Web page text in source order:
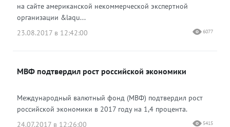
на сайте американской некоммерческой экспертной
организации &laqu...
23.08.2017 в 12:42:00
6077
МВФ подтвердил рост российской экономики
Международный валютный фонд (МВФ) подтвердил рост
российской экономики в 2017 году на 1,4 процента.
24.07.2017 в 12:26:00
5415